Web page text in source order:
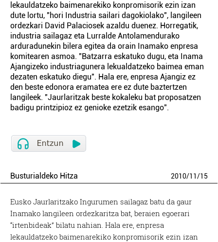
lekauldatzeko baimenarekiko konpromisorik ezin izan
dute lortu, "hori Industria sailari dagokiolako", langileen
ordezkari David Palaciosek azaldu duenez. Horregatik,
industria sailagaz eta Lurralde Antolamendurako
arduradunekin bilera egitea da orain Inamako enpresa
komitearen asmoa. "Batzarra eskatuko dugu, eta Inama
Ajangizeko industriagunera lekualdatzeko baimea eman
dezaten eskatuko diegu". Hala ere, enpresa Ajangiz ez
den beste edonora eramatea ere ez dute baztertzen
langileek. "Jaurlaritzak beste kokaleku bat proposatzen
badigu printzipioz ez genioke ezetzik esango".
Busturialdeko Hitza 2010/11/15
Eusko Jaurlaritzako Ingurumen sailagaz batu da gaur
Inamako langileen ordezkaritza bat, beraien egoerari
“irtenbideak” bilatu nahian. Hala ere, enpresa
lekauldatzeko baimenarekiko konpromisorik ezin izan